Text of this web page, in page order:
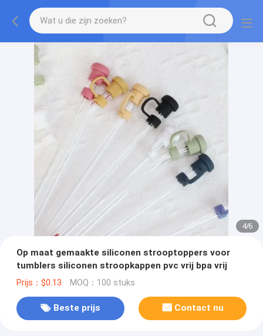
4/6
Op maat gemaakte siliconen strooptoppers voor
tumblers siliconen stroopkappen pvc vrij bpa vrij
Prijs：$0.13 MOQ：100 stuks
Beste prijs Contact nu